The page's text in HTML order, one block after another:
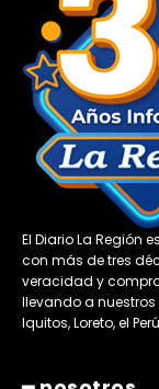
El Diario La Región
con más de tres
veracidad y
llevando a
Iquitos, Loreto, el